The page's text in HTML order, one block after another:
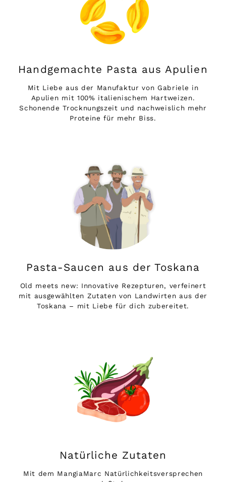
Handgemachte Pasta aus Apulien
Mit Liebe aus der Manufaktur von Gabriele in
Apulien mit 100% italienischem Hartweizen.
Schonende Trocknungszeit und nachweislich mehr
Proteine für mehr Biss.
Pasta-Saucen aus der Toskana
Old meets new: Innovative Rezepturen, verfeinert
mit ausgewählten Zutaten von Landwirten aus der
Toskana – mit Liebe für dich zubereitet.
Natürliche Zutaten
Mit dem MangiaMarc Natürlichkeitsversprechen